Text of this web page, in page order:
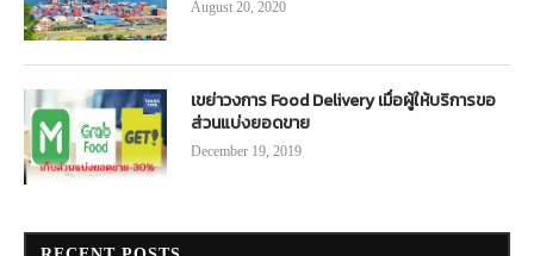
August 20, 2020
เขย่าวงการ Food Delivery เมื่อผู้ให้บริการขอ
ส่วนแบ่งยอดขาย
December 19, 2019